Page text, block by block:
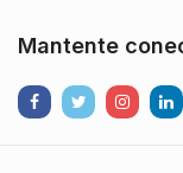
Mantente